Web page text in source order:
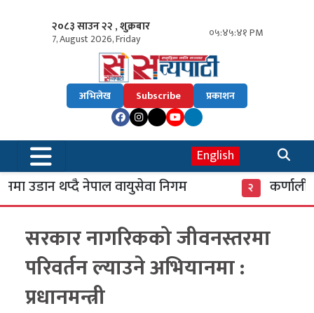
२०८३ साउन २२ , शुक्रबार
7, August 2026, Friday ०५:४५:४२ PM
अभिलेख Subscribe प्रकाशन
English
उडान थप्दै नेपाल वायुसेवा निगम कर्णाली
सरकार नागरिकको जीवनस्तरमा
परिवर्तन ल्याउने अभियानमा :
प्रधानमन्त्री